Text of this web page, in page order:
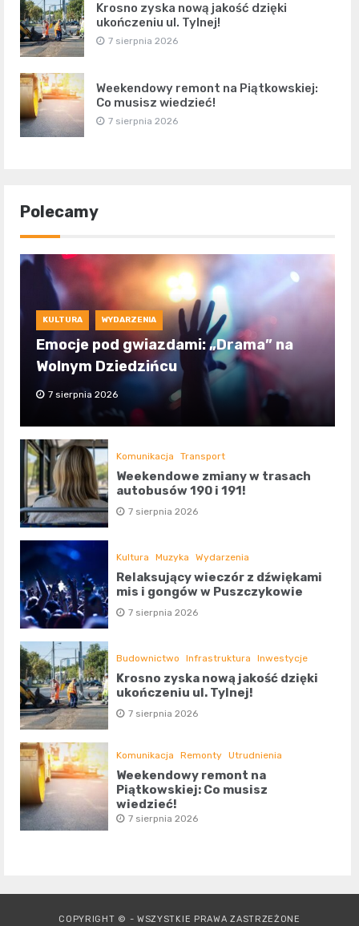
Krosno zyska nową jakość dzięki
ukończeniu ul. Tylnej!
7 sierpnia 2026
Weekendowy remont na Piątkowskiej:
Co musisz wiedzieć!
7 sierpnia 2026
Polecamy
KULTURA WYDARZENIA
Emocje pod gwiazdami: „Drama” na
Wolnym Dziedzińcu
7 sierpnia 2026
Komunikacja Transport
Weekendowe zmiany w trasach
autobusów 190 i 191!
7 sierpnia 2026
Kultura Muzyka Wydarzenia
Relaksujący wieczór z dźwiękami
mis i gongów w Puszczykowie
7 sierpnia 2026
Budownictwo Infrastruktura Inwestycje
Krosno zyska nową jakość dzięki
ukończeniu ul. Tylnej!
7 sierpnia 2026
Komunikacja Remonty Utrudnienia
Weekendowy remont na
Piątkowskiej: Co musisz
wiedzieć!
7 sierpnia 2026
COPYRIGHT © - WSZYSTKIE PRAWA ZASTRZEŻONE